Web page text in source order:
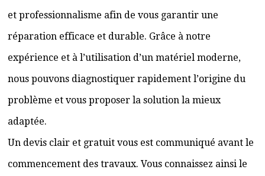
et professionnalisme afin de vous garantir une
réparation efficace et durable. Grâce à notre
expérience et à l’utilisation d’un matériel moderne,
nous pouvons diagnostiquer rapidement l’origine du
problème et vous proposer la solution la mieux
adaptée.
Un devis clair et gratuit vous est communiqué avant le
commencement des travaux. Vous connaissez ainsi le